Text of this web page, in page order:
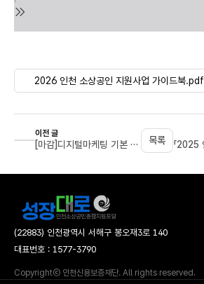
2026 인천 소상공인 지원사업 가이드북.pdf
이전 글
[마감]디지털마케팅 기본 교육(2026년 1차) 교육생 모집 공고 목록
(22883) 인천광역시 서해구 봉오재3로 140
대표번호 : 1577-3790
Copyrightⓒ 인천신용보증재단. All rights reserved.